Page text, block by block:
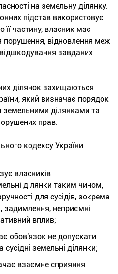
на земельну ділянку.
підстав використовує
її частину, власник має
порушення, відновлення меж
відшкодування завданих
ділянок захищаються
який визначає порядок
земельними ділянками та
прав.
кодексу України
власників
ділянки таким чином,
для сусідів, зокрема
задимлення, неприємні
вплив;
обов'язок не допускати
земельні ділянки;
взаємне сприяння